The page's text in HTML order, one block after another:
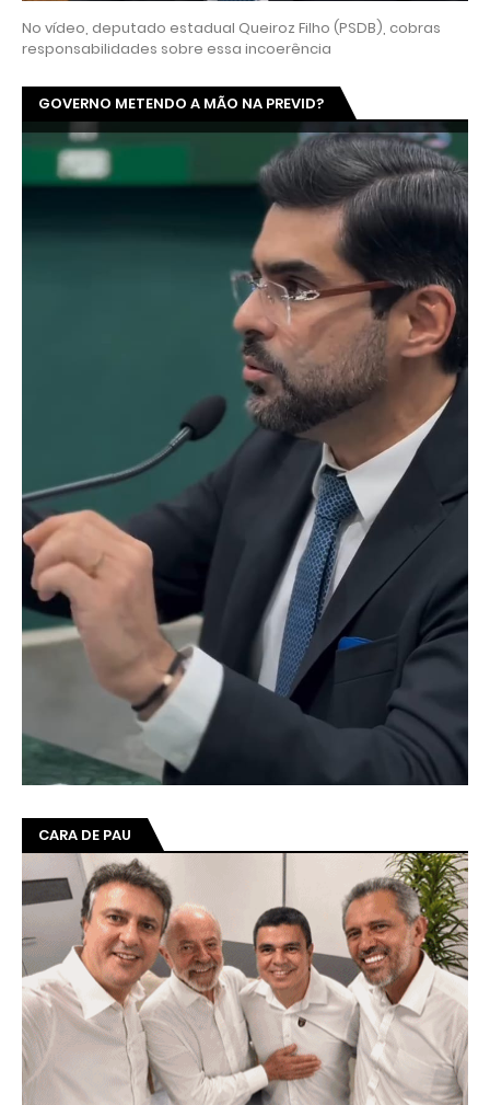
No vídeo, deputado estadual Queiroz Filho (PSDB), cobras
responsabilidades sobre essa incoerência
GOVERNO METENDO A MÃO NA PREVID?
CARA DE PAU